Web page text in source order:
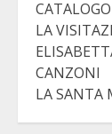
LA
CANZONI
LA SANTA